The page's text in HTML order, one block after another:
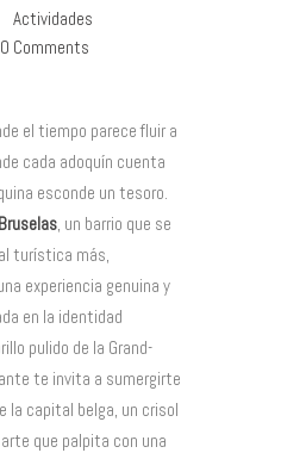
Actividades
0 Comments
el tiempo parece fluir a
cada adoquín cuenta
esconde un tesoro.
, un barrio que se
turística más,
experiencia genuina y
en la identidad
pulido de la Grand-
te invita a sumergirte
la capital belga, un crisol
que palpita con una